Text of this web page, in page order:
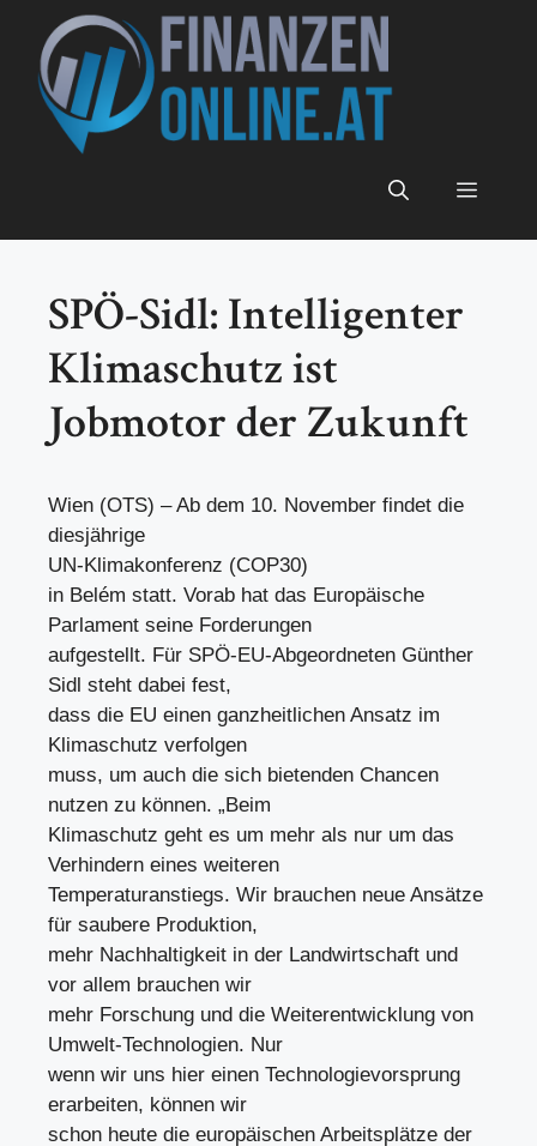
Inhalt
springen
Menü
SPÖ-Sidl: Intelligenter
Klimaschutz ist
Jobmotor der Zukunft
Wien (OTS) – Ab dem 10. November findet die
diesjährige
UN-Klimakonferenz (COP30)
in Belém statt. Vorab hat das Europäische
Parlament seine Forderungen
aufgestellt. Für SPÖ-EU-Abgeordneten Günther
Sidl steht dabei fest,
dass die EU einen ganzheitlichen Ansatz im
Klimaschutz verfolgen
muss, um auch die sich bietenden Chancen
nutzen zu können. „Beim
Klimaschutz geht es um mehr als nur um das
Verhindern eines weiteren
Temperaturanstiegs. Wir brauchen neue Ansätze
für saubere Produktion,
mehr Nachhaltigkeit in der Landwirtschaft und
vor allem brauchen wir
mehr Forschung und die Weiterentwicklung von
Umwelt-Technologien. Nur
wenn wir uns hier einen Technologievorsprung
erarbeiten, können wir
schon heute die europäischen Arbeitsplätze der